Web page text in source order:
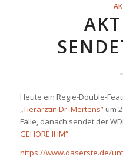
Heute ein Regie-Double-
„Tierärztin Dr. Mertens”um
Fälle, danach sendet der
GEHÖRE IHM“:
https://www.daserste.de/